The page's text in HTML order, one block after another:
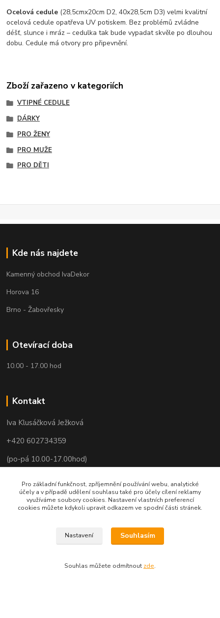
Ocelová cedule (28,5cmx20cm D2, 40x28,5cm D3) velmi kvalitní
ocelová cedule opatřeva UV potiskem. Bez problémů zvládne
déšť, slunce i mráz – cedulka tak bude vypadat skvěle po dlouhou
dobu. Cedule má otvory pro připevnění.
Zboží zařazeno v kategoriích
VTIPNÉ CEDULE
DÁRKY
PRO ŽENY
PRO MUŽE
PRO DĚTI
Kde nás najdete
Kamenný obchod IvaDekor
Horova 16
Brno - Žabovřesky
Otevírací doba
10.00 - 17.00 hod
Kontakt
Iva Klusáčková Ježková
+420 602734359
(po-pá 10.00-17.00hod)
Pro základní funkčnost, zpříjemnění používání webu, analytické
účely a v případě udělení souhlasu také pro účely cílení reklamy
využíváme soubory cookies. Nastavení vlastních preferencí
cookies můžete kdykoli upravit odkazem ve spodní části stránek.
Nastavení Souhlasím
Souhlas můžete odmítnout zde.